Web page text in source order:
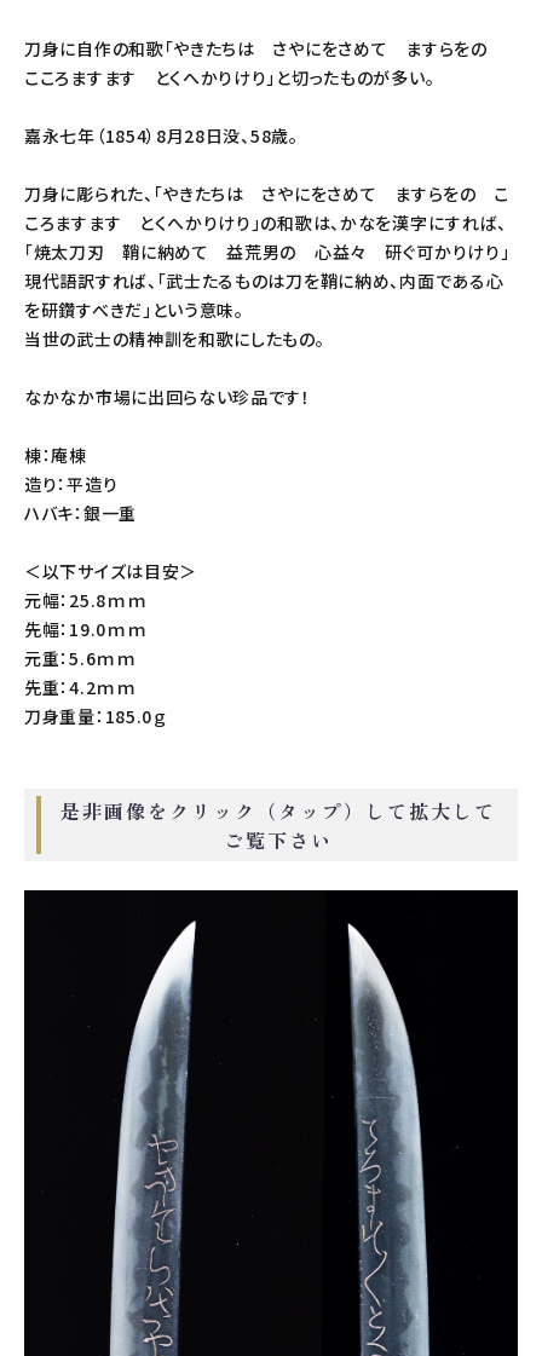
刀身に自作の和歌「やきたちは さやにをさめて ますらをの
こころますます とくへかりけり」と切ったものが多い。
嘉永七年（1854）8月28日没、58歳。
刀身に彫られた、「やきたちは さやにをさめて ますらをの こ
ころますます とくへかりけり」の和歌は、かなを漢字にすれば、
「焼太刀刃 鞘に納めて 益荒男の 心益々 研ぐ可かりけり」
現代語訳すれば、「武士たるものは刀を鞘に納め、内面である心
を研鑽すべきだ」という意味。
当世の武士の精神訓を和歌にしたもの。
なかなか市場に出回らない珍品です！
棟：庵棟
造り：平造り
ハバキ：銀一重
＜以下サイズは目安＞
元幅：25.8ｍｍ
先幅：19.0ｍｍ
元重：5.6ｍｍ
先重：4.2ｍｍ
刀身重量：185.0ｇ
是非画像をクリック（タップ）して拡大して
ご覧下さい